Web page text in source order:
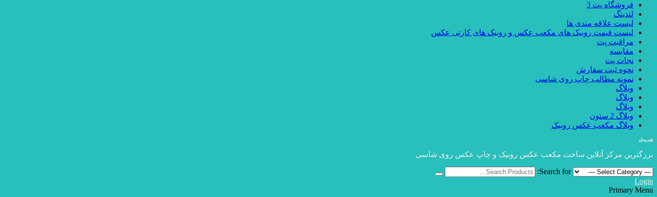
فروشگاه پت 3
لندینگ
لیست علاقه مندی ها
لیست قیمت روبیک های مکعب عکس و روبیک های کارتی عکس
مراقبت پت
مقایسه
نجات پت
نحوه ثبت سفارش
نمونه مطالب چاپ روی شاسی
وبلاگ
وبلاگ
وبلاگ
وبلاگ 2 ستون
وبلاگ مکعب عکس روبیک
فتوروبیک
بزرگترین مرکز آنلاین ساخت مکعب عکس روبیک و چاپ عکس روی شاسی
Search for:
Login
Primary Menu